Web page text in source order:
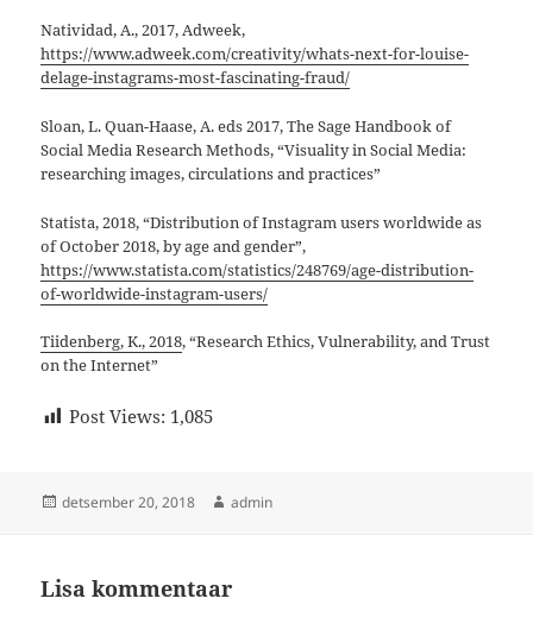
Natividad, A., 2017, Adweek,
https://www.adweek.com/creativity/whats-next-for-louise-
delage-instagrams-most-fascinating-fraud/
Sloan, L. Quan-Haase, A. eds 2017, The Sage Handbook of
Social Media Research Methods, “Visuality in Social Media:
researching images, circulations and practices”
Statista, 2018, “Distribution of Instagram users worldwide as
of October 2018, by age and gender”,
https://www.statista.com/statistics/248769/age-distribution-
of-worldwide-instagram-users/
Tiidenberg, K., 2018, “Research Ethics, Vulnerability, and Trust
on the Internet”
Post Views: 1,085
Postitatud
detsember 20, 2018 Autor
admin
Lisa kommentaar